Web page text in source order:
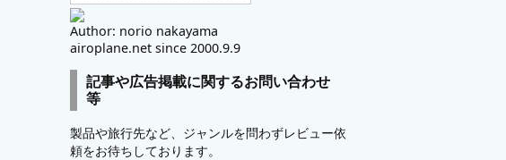
Author: norio nakayama
airoplane.net since 2000.9.9
記事や広告掲載に関するお問い合わせ
等
製品や旅行先など、ジャンルを問わずレビュー依
頼をお待ちしております。